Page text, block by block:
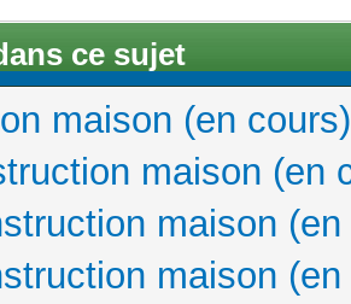
ce sujet
maison (en cours)
maison (en
maison
maison